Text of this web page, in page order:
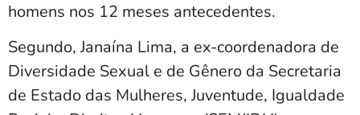
homens nos 12 meses antecedentes.
Segundo, Janaína Lima, a ex-coordenadora de
Diversidade Sexual e de Gênero da Secretaria
de Estado das Mulheres, Juventude, Igualdade